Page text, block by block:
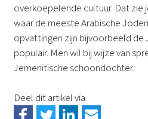
overkoepelende cultuur. Dat zie
waar de meeste Arabische
opvattingen zijn bijvoorbeeld de
populair. Men wil bij wijze van
Jemenitische schoondochter.
Deel dit artikel via